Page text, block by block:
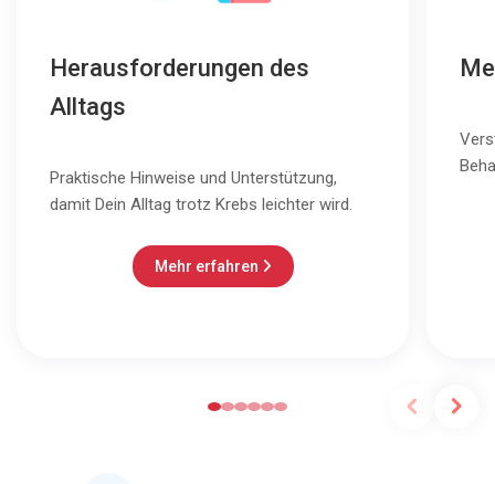
Herausforderungen des
Alltags
Praktische Hinweise und Unterstützung,
damit Dein Alltag trotz Krebs leichter wird.
Mehr erfahren 